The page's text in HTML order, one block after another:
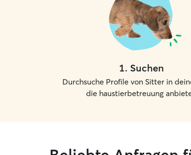
1. Suchen
Durchsuche Profile von Sitter in
die haustierbetreuung